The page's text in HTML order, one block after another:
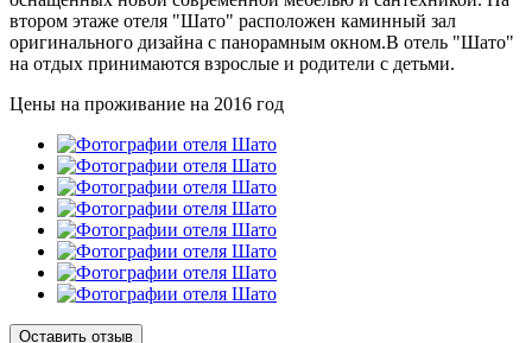
втором этаже отеля "Шато" расположен каминный зал
оригинального дизайна с панорамным окном.В отель "Шато"
на отдых принимаются взрослые и родители с детьми.
Цены на проживание на 2016 год
Оставить отзыв